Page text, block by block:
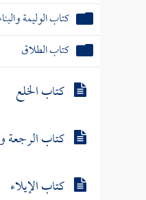
كتاب الوليمة
كتاب الطلاق
كتاب الخلع
كتاب الرجعة
كتاب الإيلاء